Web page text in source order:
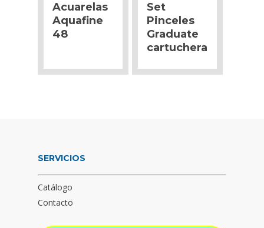
Acuarelas
Aquafine
48
Set
Pinceles
Graduate
cartuchera
SERVICIOS
Catálogo
Contacto